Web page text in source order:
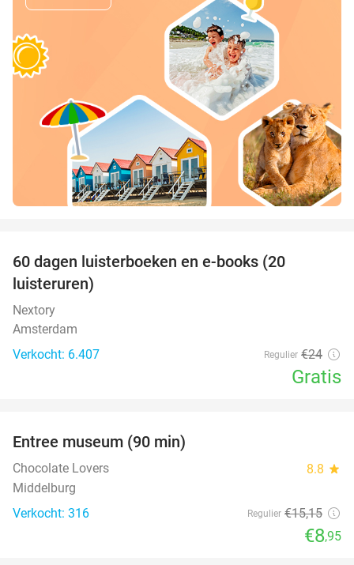
60 dagen luisterboeken en e-books (20
luisteruren)
Nextory
Amsterdam
Verkocht: 6.407
Regulier €24
Gratis
Entree museum (90 min)
Chocolate Lovers 8.8 star
Middelburg
Verkocht: 316
Regulier €15,15
€8,95